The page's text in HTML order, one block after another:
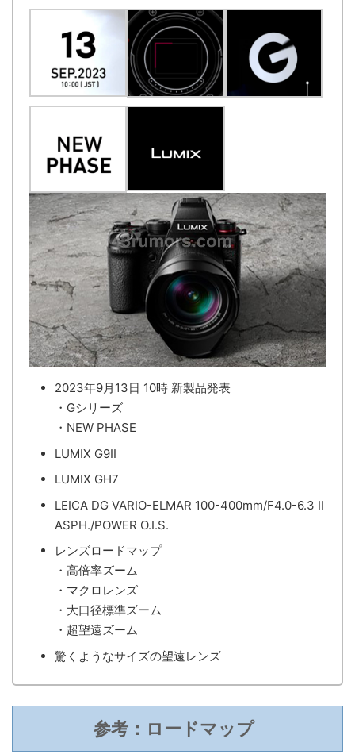
2023年9月13日 10時 新製品発表
・Gシリーズ
・NEW PHASE
LUMIX G9II
LUMIX GH7
LEICA DG VARIO-ELMAR 100-400mm/F4.0-6.3 II
ASPH./POWER O.I.S.
レンズロードマップ
・高倍率ズーム
・マクロレンズ
・大口径標準ズーム
・超望遠ズーム
驚くようなサイズの望遠レンズ
参考：ロードマップ